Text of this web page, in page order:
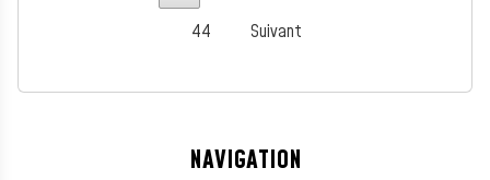
44
Suivant
NAVIGATION